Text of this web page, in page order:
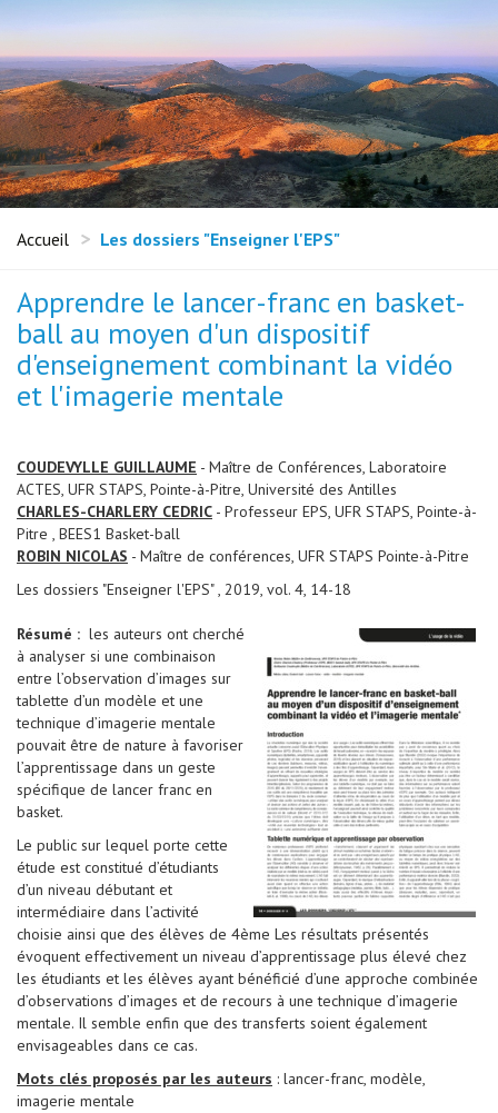
Accueil Les dossiers "Enseigner l'EPS"
Apprendre le lancer-franc en basket-
ball au moyen d'un dispositif
d'enseignement combinant la vidéo
et l'imagerie mentale
COUDEVYLLE GUILLAUME - Maître de Conférences, Laboratoire
ACTES, UFR STAPS, Pointe-à-Pitre, Université des Antilles
CHARLES-CHARLERY CEDRIC - Professeur EPS, UFR STAPS, Pointe-à-
Pitre , BEES1 Basket-ball
ROBIN NICOLAS - Maître de conférences, UFR STAPS Pointe-à-Pitre
Les dossiers "Enseigner l'EPS" , 2019, vol. 4, 14-18
Résumé : les auteurs ont cherché
à analyser si une combinaison
entre l’observation d’images sur
tablette d’un modèle et une
technique d’imagerie mentale
pouvait être de nature à favoriser
l’apprentissage dans un geste
spécifique de lancer franc en
basket.
Le public sur lequel porte cette
étude est constitué d’étudiants
d’un niveau débutant et
intermédiaire dans l’activité
choisie ainsi que des élèves de 4ème Les résultats présentés
évoquent effectivement un niveau d’apprentissage plus élevé chez
les étudiants et les élèves ayant bénéficié d’une approche combinée
d’observations d’images et de recours à une technique d’imagerie
mentale. Il semble enfin que des transferts soient également
envisageables dans ce cas.
Mots clés proposés par les auteurs : lancer-franc, modèle,
imagerie mentale